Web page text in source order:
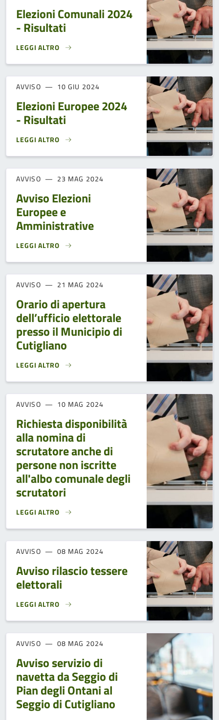
Elezioni Comunali 2024
- Risultati
LEGGI ALTRO
ELEZIONI COMUNALI 2024 - RISULTATI}
AVVISO 10 GIU 2024
Elezioni Europee 2024
- Risultati
LEGGI ALTRO
ELEZIONI EUROPEE 2024 - RISULTATI}
AVVISO 23 MAG 2024
Avviso Elezioni
Europee e
Amministrative
LEGGI ALTRO
AVVISO ELEZIONI EUROPEE E AMMINISTRATIVE}
AVVISO 21 MAG 2024
Orario di apertura
dell’ufficio elettorale
presso il Municipio di
Cutigliano
LEGGI ALTRO
ORARIO DI APERTURA DELL’UFFICIO ELETTORALE PRESSO
AVVISO 10 MAG 2024
Richiesta disponibilità
alla nomina di
scrutatore anche di
persone non iscritte
all'albo comunale degli
scrutatori
LEGGI ALTRO
RICHIESTA DISPONIBILITÀ ALLA NOMINA DI SCRUTATORE
AVVISO 08 MAG 2024
Avviso rilascio tessere
elettorali
LEGGI ALTRO
AVVISO RILASCIO TESSERE ELETTORALI}
AVVISO 08 MAG 2024
Avviso servizio di
navetta da Seggio di
Pian degli Ontani al
Seggio di Cutigliano